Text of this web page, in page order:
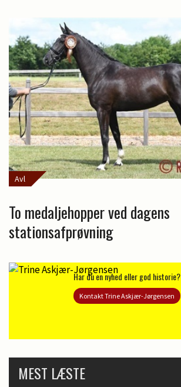
Avl
To medaljehopper ved dagens
stationsafprøvning
Har du en nyhed eller god historie?
Kontakt Trine Askjær-Jørgensen
MEST LÆSTE